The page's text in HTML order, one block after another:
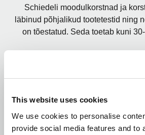
This website uses cookies
We use cookies to personalise
provide social media features and to
Schiedeli moodulkorstnad ja
läbinud põhjalikud tootetestid ning
on tõestatud. Seda toetab kuni